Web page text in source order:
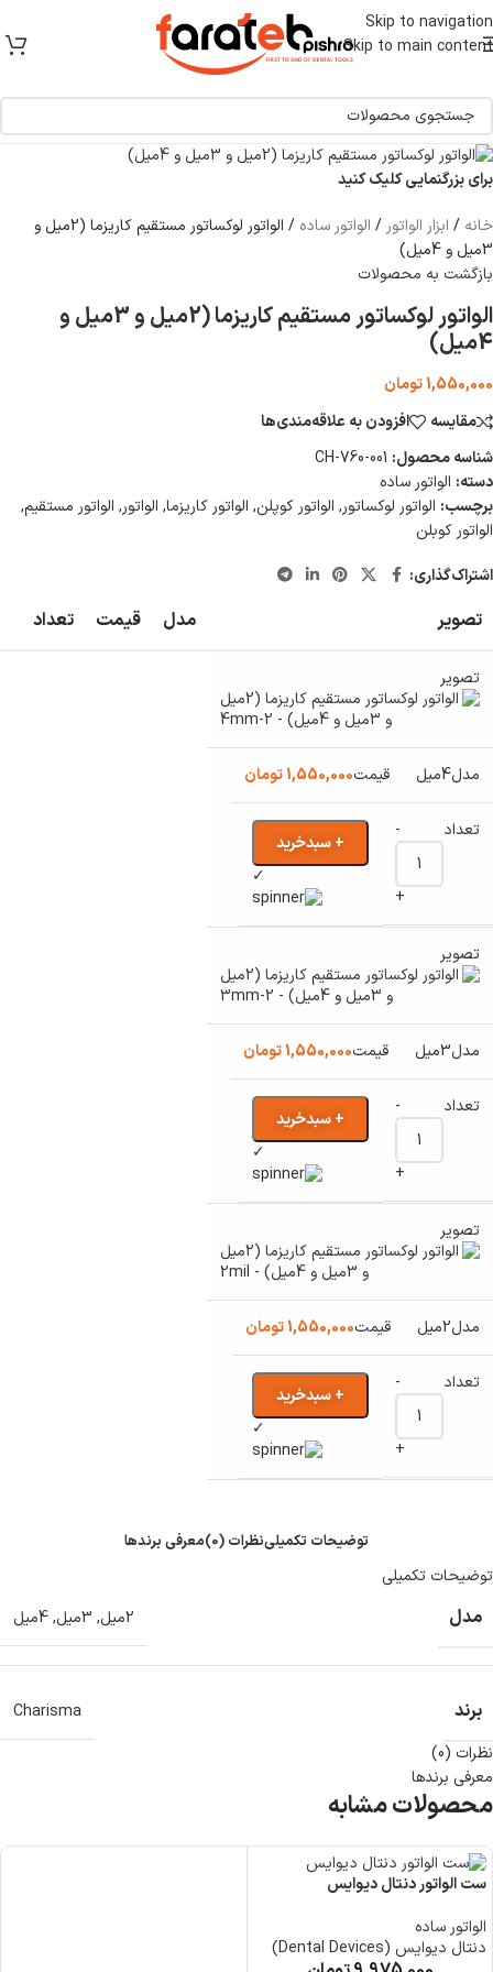
Skip to navigation
Skip to main content
برای بزرگنمایی کلیک کنید
خانه / ابزار الواتور / الواتور ساده /
الواتور لوکساتور مستقیم کاریزما (2میل و
3میل و 4میل)
بازگشت به محصولات
الواتور لوکساتور مستقیم کاریزما (2میل و 3میل و
4میل)
1,550,000تومان
مقایسه
افزودن به علاقه‌مندی‌ها
شناسه محصول: CH-760-001
دسته: الواتور ساده
برچسب: الواتور لوکساتور, الواتور کوپلن, الواتور کاریزما, الواتور, الواتور مستقیم,
الواتور کوبلن
اشتراک‌گذاری:
تصویر مدل قیمت تعداد
4میل 1,550,000تومان
-
+
+ سبدخرید
✓
3میل 1,550,000تومان
-
+
+ سبدخرید
✓
2میل 1,550,000تومان
-
+
+ سبدخرید
✓
توضیحات تکمیلینظرات (0) معرفی برند‌ها
توضیحات تکمیلی
مدل 2میل , 3میل ,4میل
برند
Charisma
نظرات (0)
معرفی برند‌ها
محصولات مشابه
ست الواتور دنتال دیوایس
الواتور ساده
دنتال دیوایس (Dental Devices)